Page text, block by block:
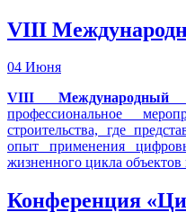
VIII
04 Июня
VIII Международный
профессиональное
строительства, где
опыт применения
жизненного цикла объектов
Конференция